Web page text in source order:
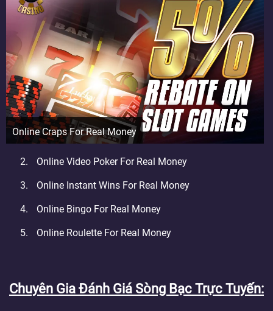
Online Craps For Real Money
Online Video Poker For Real Money
Online Instant Wins For Real Money
Online Bingo For Real Money
Online Roulette For Real Money
Chuyên Gia Đánh Giá Sòng Bạc Trực Tuyến